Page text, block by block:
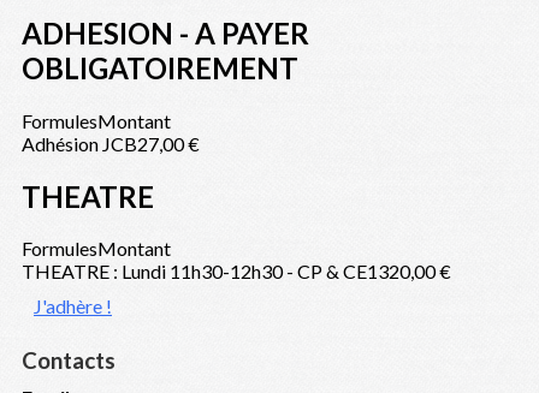
ADHESION - A PAYER
OBLIGATOIREMENT
FormulesMontant
Adhésion JCB27,00 €
THEATRE
FormulesMontant
THEATRE : Lundi 11h30-12h30 - CP & CE1320,00 €
J'adhère !
Contacts